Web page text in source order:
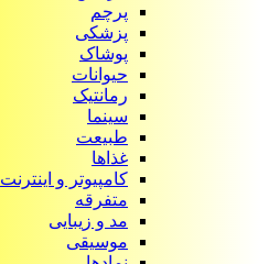
پرچم
پزشکی
پوشاک
حیوانات
رمانتیک
سینما
طبیعت
غذاها
کامپیوتر و اینترنت
متفرقه
مد و زیبایی
موسیقی